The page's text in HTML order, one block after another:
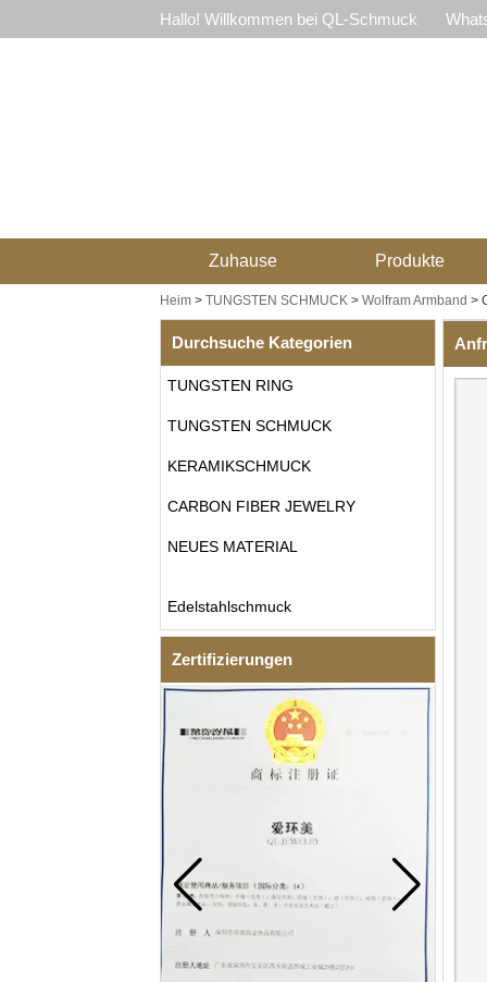
Hallo! Willkommen bei QL-Schmuck
Zuhause Produkte
Heim> TUNGSTEN SCHMUCK> Wolfram Armband >
Durchsuche Kategorien
TUNGSTEN RING
TUNGSTEN SCHMUCK
KERAMIKSCHMUCK
CARBON FIBER JEWELRY
NEUES MATERIAL
Edelstahlschmuck
Zertifizierungen